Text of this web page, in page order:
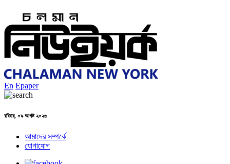
En Epaper
রবিবার, ০৯ আগষ্ট ২০২৬
আমাদের সম্পর্কে
যোগাযোগ